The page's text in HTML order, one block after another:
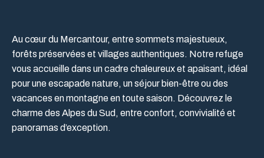
Au cœur du Mercantour, entre sommets majestueux,
forêts préservées et villages authentiques. Notre refuge
vous accueille dans un cadre chaleureux et apaisant, idéal
pour une escapade nature, un séjour bien-être ou des
vacances en montagne en toute saison. Découvrez le
charme des Alpes du Sud, entre confort, convivialité et
panoramas d’exception.